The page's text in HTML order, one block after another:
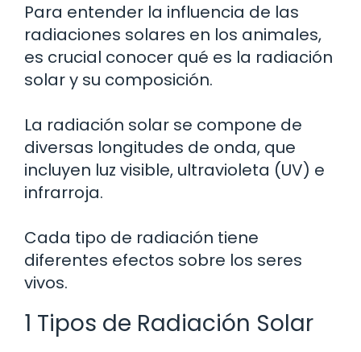
Para entender la influencia de las
radiaciones solares en los animales,
es crucial conocer qué es la radiación
solar y su composición.
La radiación solar se compone de
diversas longitudes de onda, que
incluyen luz visible, ultravioleta (UV) e
infrarroja.
Cada tipo de radiación tiene
diferentes efectos sobre los seres
vivos.
1 Tipos de Radiación Solar